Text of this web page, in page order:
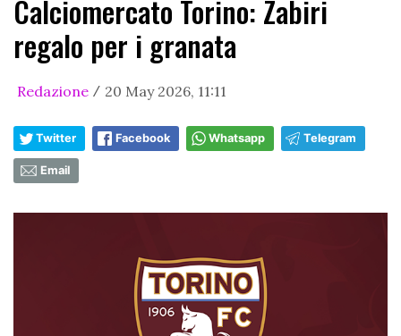
Calciomercato Torino: Zabiri
regalo per i granata
Redazione / 20 May 2026, 11:11
Twitter Facebook Whatsapp Telegram
Email